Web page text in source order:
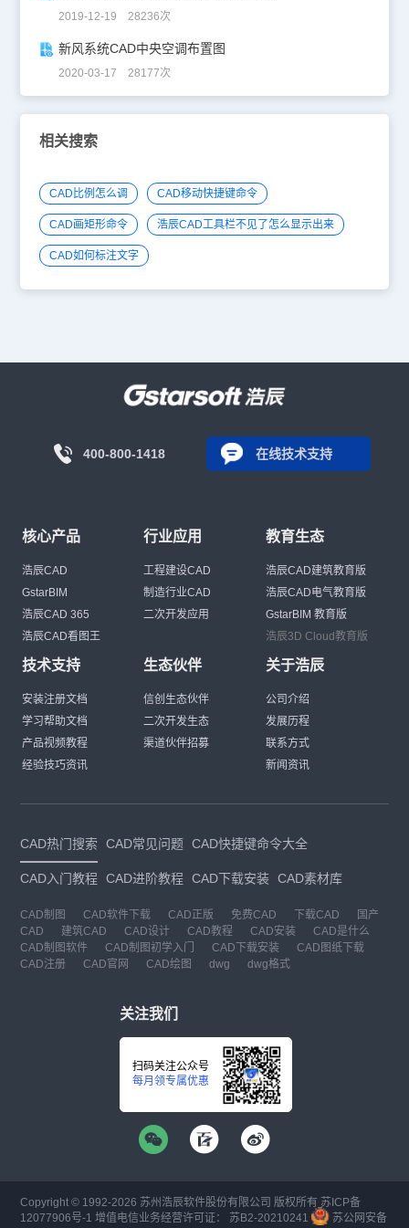
2019-12-19 28236次
新风系统CAD中央空调布置图
2020-03-17 28177次
相关搜索
CAD比例怎么调 CAD移动快捷键命令
CAD画矩形命令 浩辰CAD工具栏不见了怎么显示出来
CAD如何标注文字
400-800-1418 在线技术支持
核心产品
浩辰CAD
GstarBIM
浩辰CAD 365
浩辰CAD看图王
行业应用
工程建设CAD
制造行业CAD
二次开发应用
教育生态
浩辰CAD建筑教育版
浩辰CAD电气教育版
GstarBIM 教育版
浩辰3D Cloud教育版
技术支持
安装注册文档
学习帮助文档
产品视频教程
经验技巧资讯
生态伙伴
信创生态伙伴
二次开发生态
渠道伙伴招募
关于浩辰
公司介绍
发展历程
联系方式
新闻资讯
CAD热门搜索 CAD常见问题 CAD快捷键命令大全
CAD入门教程 CAD进阶教程 CAD下载安装 CAD素材库
CAD制图 CAD软件下载 CAD正版 免费CAD 下载CAD
国产
CAD
建筑CAD CAD设计 CAD教程 CAD安装
CAD是什么
CAD制图软件
CAD制图初学入门 CAD下载安装
CAD图纸下载
CAD注册
CAD官网 CAD绘图 dwg dwg格式
关注我们
扫码关注公众号
每月领专属优惠
Copyright © 1992-2026 苏州浩辰软件股份有限公司 版权所有 苏ICP备
12077906号-1 增值电信业务经营许可证： 苏B2-20210241
苏公网安备